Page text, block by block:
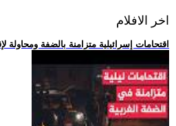
اخر الافلام
.. 5 اقتحامات إسرائيلية متزامنة بالضفة